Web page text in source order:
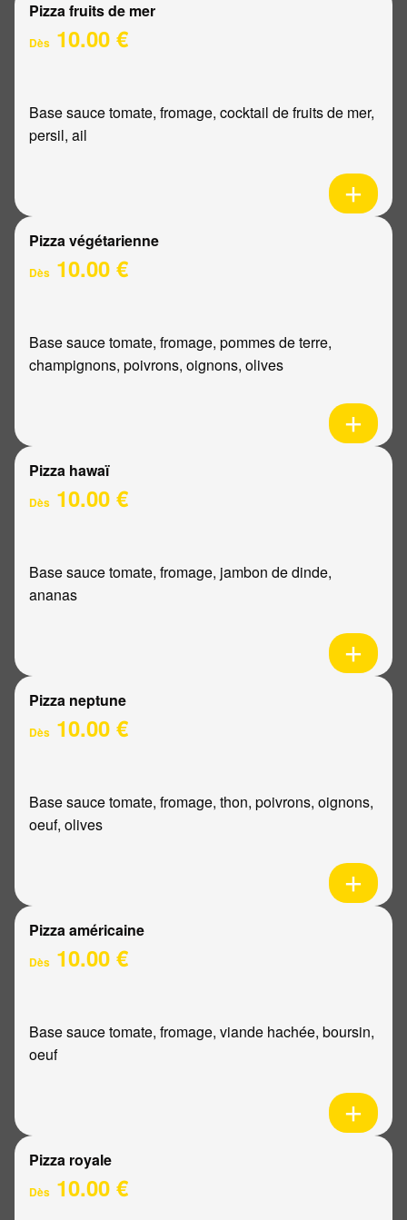
Pizza fruits de mer
Dès 10.00 €
Base sauce tomate, fromage, cocktail de fruits de mer,
persil, ail
Pizza végétarienne
Dès 10.00 €
Base sauce tomate, fromage, pommes de terre,
champignons, poivrons, oignons, olives
Pizza hawaï
Dès 10.00 €
Base sauce tomate, fromage, jambon de dinde,
ananas
Pizza neptune
Dès 10.00 €
Base sauce tomate, fromage, thon, poivrons, oignons,
oeuf, olives
Pizza américaine
Dès 10.00 €
Base sauce tomate, fromage, viande hachée, boursin,
oeuf
Pizza royale
Dès 10.00 €